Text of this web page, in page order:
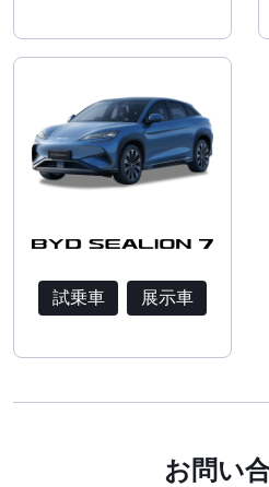
試乗車 展示車
お問い